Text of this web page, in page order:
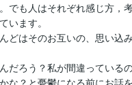
でも人はそれぞれ感じ方，
います。
どはそのお互いの、思い込
だろう？私が間違っている
な？と憂鬱になる前にお話